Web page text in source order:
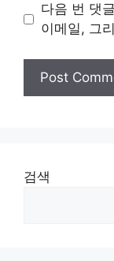
다음 번 댓
이메일, 그
검색